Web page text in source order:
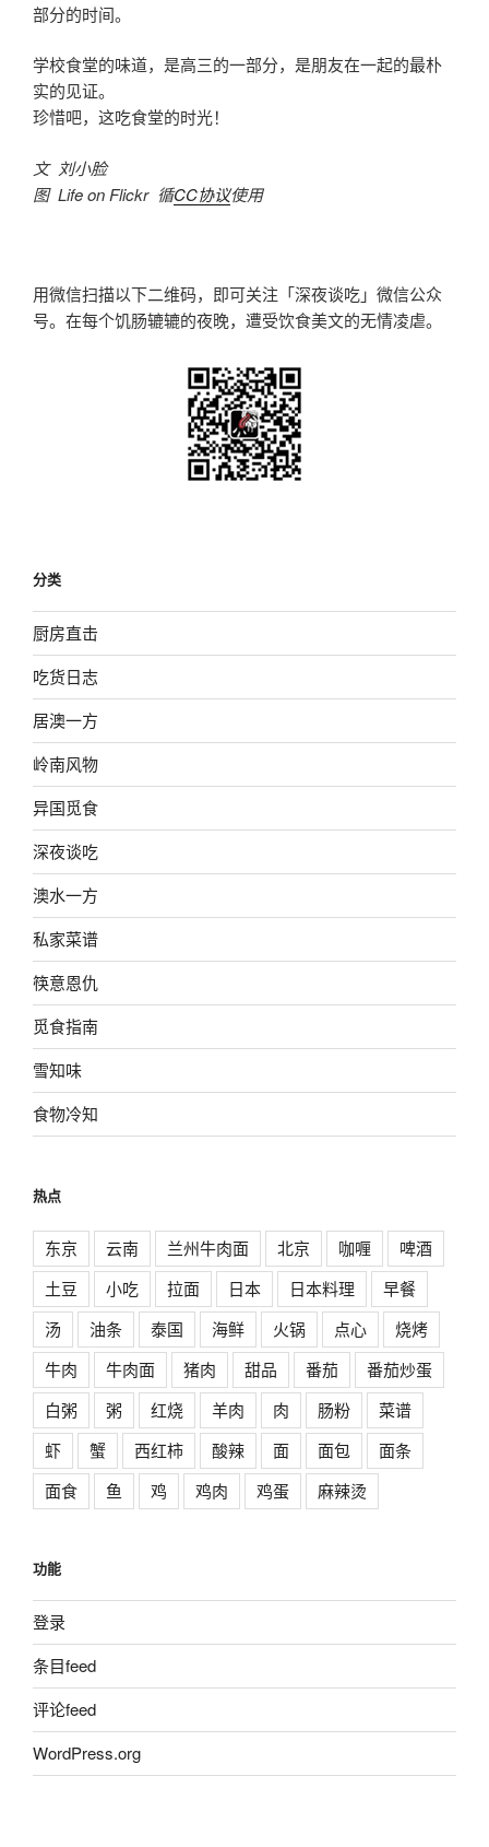
部分的时间。
学校食堂的味道，是高三的一部分，是朋友在一起的最朴
实的见证。
珍惜吧，这吃食堂的时光！
文 刘小脸
图 Life on Flickr 循CC协议使用
用微信扫描以下二维码，即可关注「深夜谈吃」微信公众
号。在每个饥肠辘辘的夜晚，遭受饮食美文的无情凌虐。
分类
厨房直击
吃货日志
居澳一方
岭南风物
异国觅食
深夜谈吃
澳水一方
私家菜谱
筷意恩仇
觅食指南
雪知味
食物冷知
热点
东京 云南 兰州牛肉面 北京 咖喱
啤酒
土豆
小吃 拉面 日本 日本料理
早餐
汤
油条 泰国 海鲜 火锅 点心
烧烤
牛肉
牛肉面 猪肉 甜品 番茄
番茄炒蛋
白粥
粥 红烧 羊肉 肉 肠粉
菜谱
虾
蟹 西红柿 酸辣 面 面包
面条
面食
鱼 鸡 鸡肉 鸡蛋 麻辣烫
功能
登录
条目feed
评论feed
WordPress.org